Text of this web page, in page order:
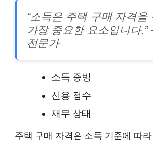
“소득은 주택 구매 자격을
가장 중요한 요소입니다.”
전문가
소득 증빙
신용 점수
재무 상태
주택 구매 자격은 소득 기준에 따